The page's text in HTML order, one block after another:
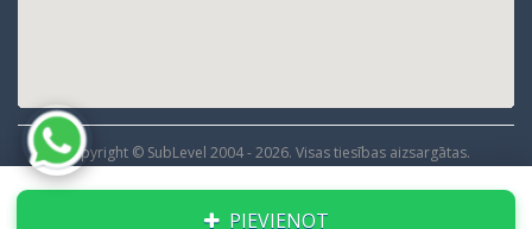
PIEVIENOT
Copyright © SubLevel 2004 -2026. Visas tiesības aizsargātas.